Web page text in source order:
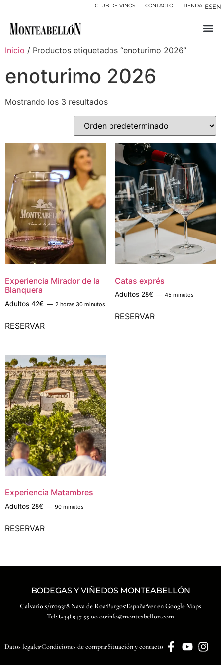
CLUB DE VINOS CONTACTO TIENDA ESEN
Inicio / Productos etiquetados “enoturimo 2026”
enoturimo 2026
Mostrando los 3 resultados
Experiencia Mirador de la
Blanquera
Adultos 42€ 2 horas 30 minutos
RESERVAR
Catas exprés
Adultos 28€ 45 minutos
RESERVAR
Experiencia Matambres
Adultos 28€ 90 minutos
RESERVAR
BODEGAS Y VIÑEDOS MONTEABELLÓN
Calvario s/n09318 Nava de RoaBurgosEspañaVer en Google Maps
Tel: (+34) 947 55 00 00info@monteabellon.com
Datos legalesCondiciones de compraSituación y contacto